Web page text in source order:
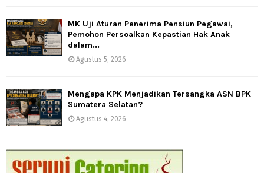
MK Uji Aturan Penerima Pensiun Pegawai,
Pemohon Persoalkan Kepastian Hak Anak
dalam...
Agustus 5, 2026
Mengapa KPK Menjadikan Tersangka ASN BPK
Sumatera Selatan?
Agustus 4, 2026